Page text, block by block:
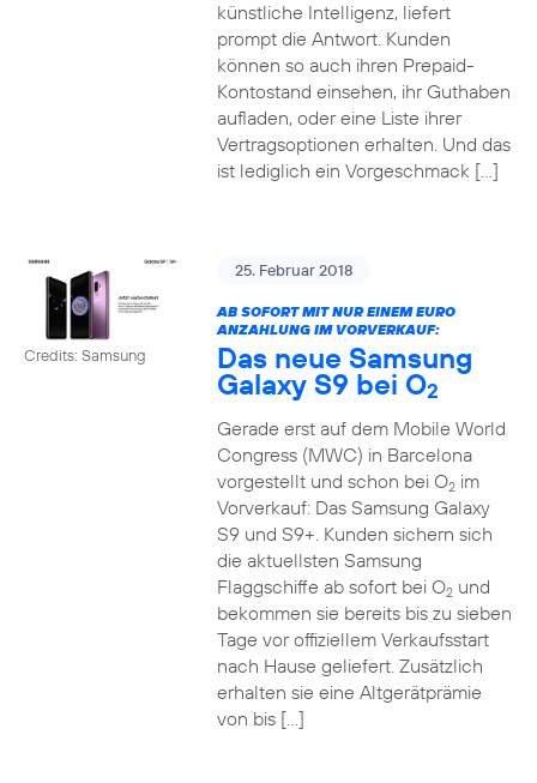
künstliche Intelligenz, liefert
prompt die Antwort. Kunden
können so auch ihren Prepaid-
Kontostand einsehen, ihr Guthaben
aufladen, oder eine Liste ihrer
Vertragsoptionen erhalten. Und das
ist lediglich ein Vorgeschmack […]
Credits: Samsung
25. Februar 2018
AB SOFORT MIT NUR EINEM EURO
ANZAHLUNG IM VORVERKAUF:
Das neue Samsung
Galaxy S9 bei O2
Gerade erst auf dem Mobile World
Congress (MWC) in Barcelona
vorgestellt und schon bei O2im
Vorverkauf: Das Samsung Galaxy
S9 und S9+. Kunden sichern sich
die aktuellsten Samsung
Flaggschiffe ab sofort bei O2und
bekommen sie bereits bis zu sieben
Tage vor offiziellem Verkaufsstart
nach Hause geliefert. Zusätzlich
erhalten sie eine Altgerätprämie
von bis […]